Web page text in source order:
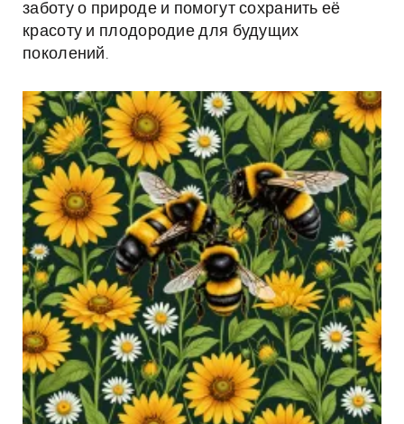
заботу о природе и помогут сохранить её
красоту и плодородие для будущих
поколений.